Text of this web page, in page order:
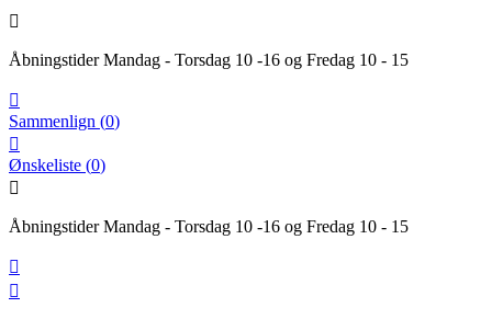

Åbningstider Mandag - Torsdag 10 -16 og Fredag 10 - 15

Sammenlign (0)

Ønskeliste (0)

Åbningstider Mandag - Torsdag 10 -16 og Fredag 10 - 15

